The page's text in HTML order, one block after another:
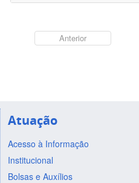
Anterior
Atuação
Acesso à Informação
Institucional
Bolsas e Auxílios